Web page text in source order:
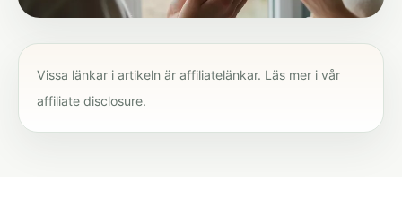
Vissa länkar i artikeln är affiliatelänkar. Läs mer i vår
affiliate disclosure.